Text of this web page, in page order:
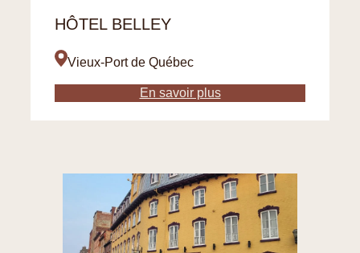
HÔTEL BELLEY
Vieux-Port de Québec
En savoir plus